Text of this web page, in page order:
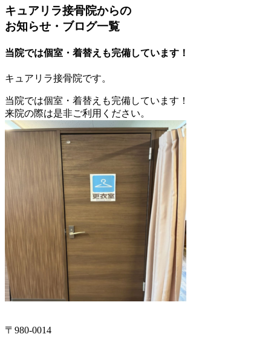
キュアリラ接骨院からの
お知らせ・ブログ一覧
当院では個室・着替えも完備しています！
キュアリラ接骨院です。
当院では個室・着替えも完備しています！
来院の際は是非ご利用ください。
〒980-0014